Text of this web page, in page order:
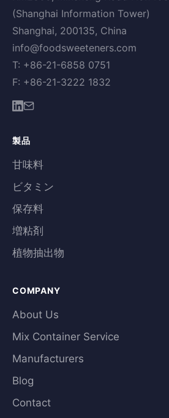
(Shanghai Information Tower)
Shanghai, 200135, China
info@foodsweeteners.com
T: +86-21-6858 0751
F: +86-21-3222 1832
製品
甘味料
ビタミン
保存料
増粘剤
植物抽出物
COMPANY
About Us
Mix Container Service
Manufacturers
Blog
Contact